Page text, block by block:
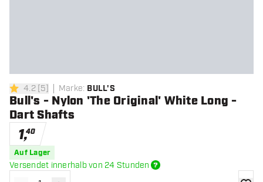
4.2 Bewertungssterne
4.2[5] Marke: BULL'S
Bull's - Nylon 'The Original' White Long -
Dart Shafts
1,40
Auf Lager
Versendet innerhalb von 24 Stunden